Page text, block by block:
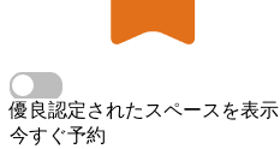
優良認定されたスペースを表示
今すぐ予約